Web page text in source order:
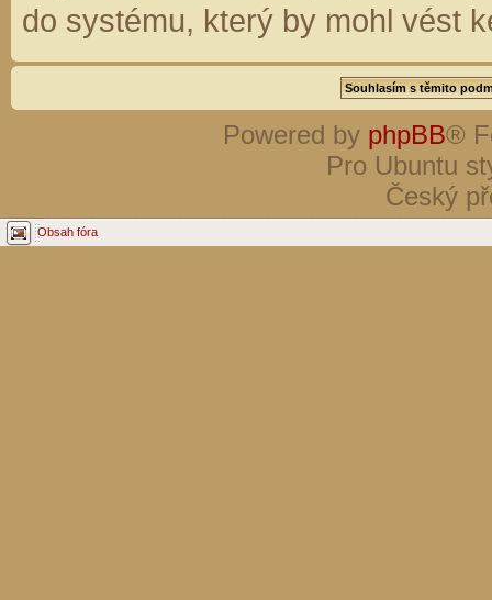
do systému, který by mohl vést
Powered by phpBB®
Pro Ubuntu
Český
Obsah fóra